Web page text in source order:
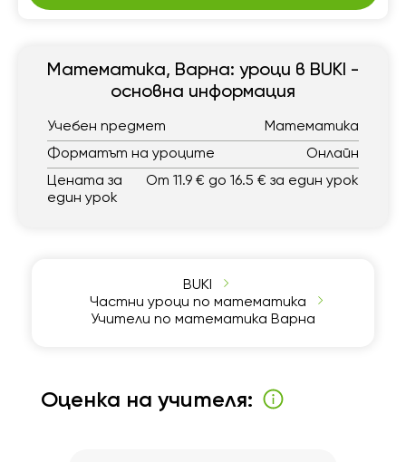
Математика, Варна: уроци в BUKI -
основна информация
Учебен предмет
Математика
Форматът на уроците
Онлайн
Цената за
един урок
От 11.9 € до 16.5 € за един урок
BUKI
Частни уроци по математика
Учители по математика Варна
Оценка на учителя: